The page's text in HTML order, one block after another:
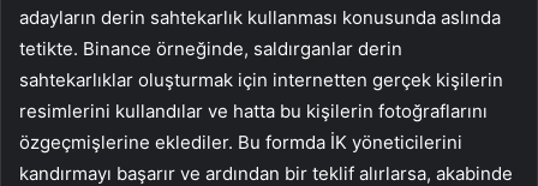
adayların derin sahtekarlık kullanması konusunda aslında
tetikte. Binance örneğinde, saldırganlar derin
sahtekarlıklar oluşturmak için internetten gerçek kişilerin
resimlerini kullandılar ve hatta bu kişilerin fotoğraflarını
özgeçmişlerine eklediler. Bu formda İK yöneticilerini
kandırmayı başarır ve ardından bir teklif alırlarsa, akabinde